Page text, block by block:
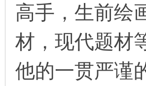
高手，生前绘
材，现代题材
他的一贯严谨